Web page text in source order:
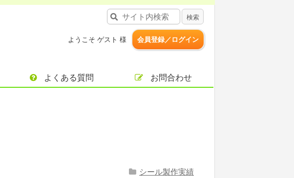
ようこそ ゲスト 様 会員登録／ログイン
よくある質問 お問合わせ
シール製作実績